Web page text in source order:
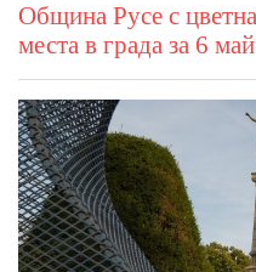
Община Русе с
места в града за 6 май